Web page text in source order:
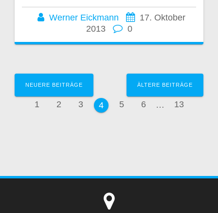
Werner Eickmann
17. Oktober
2013
0
Beitragsnavigation
NEUERE BEITRÄGE
Seite
1 Seite
2 Seite
3 Seite
4 Seite
5 Seite
6 … Seite
13
ÄLTERE BEITRÄGE